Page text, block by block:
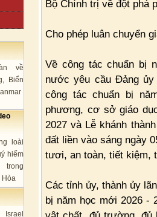
về
Biển
loài
hiếm
trong
Hòa
Bộ Chính trị về đột phá
Cho phép luân chuyển
Về công tác chuẩn bị
nước yêu cầu Đảng
công tác chuẩn bị
phương, cơ sở giáo
2027 và Lễ khánh
đất liền vào sáng ngày
tươi, an toàn, tiết kiệm,
Các tỉnh ủy, thành ủy
bị năm học mới 2026 -